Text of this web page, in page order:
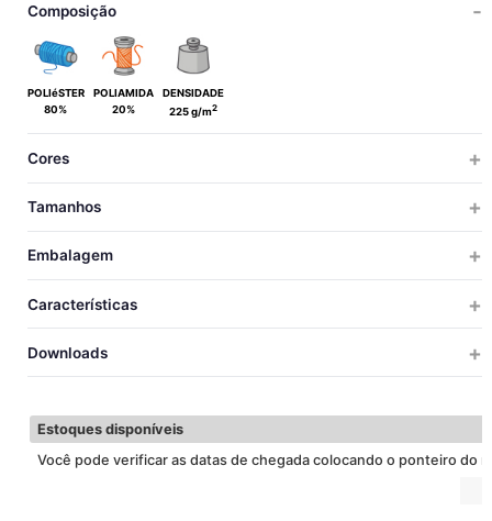
Composição
POLIéSTER
80%
POLIAMIDA
20%
DENSIDADE
225 g/m2
Cores
Tamanhos
TAMANHOS ÚNICA
Embalagem
TAMANHOS
CAIXA
Características
Downloads
Estoques disponíveis
Você pode verificar as datas de chegada colocando o ponteiro do